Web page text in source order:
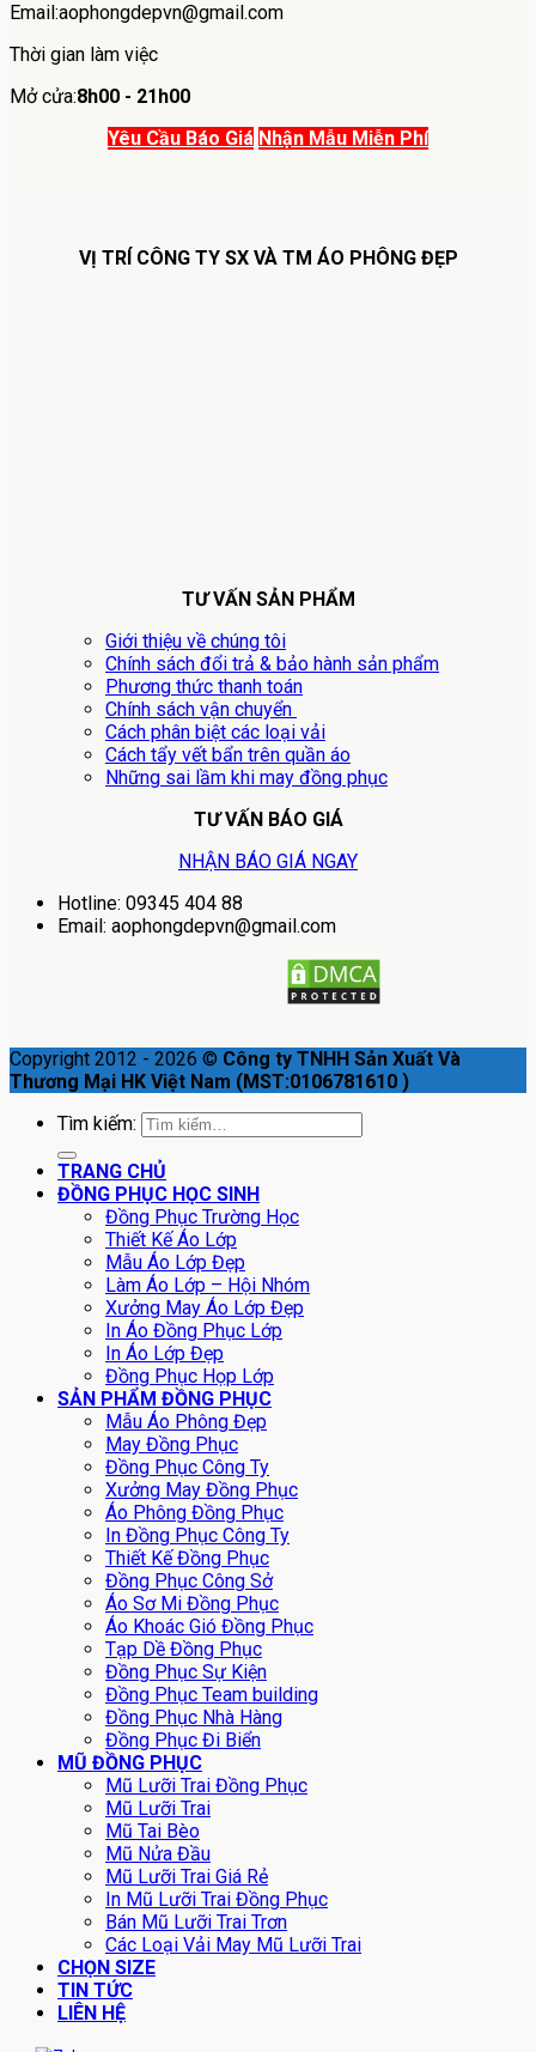
Email:aophongdepvn@gmail.com
Thời gian làm việc
Mở cửa:8h00 - 21h00
Yêu Cầu Báo Giá Nhận Mẫu Miễn Phí
VỊ TRÍ CÔNG TY SX VÀ TM ÁO PHÔNG ĐẸP
TƯ VẤN SẢN PHẨM
Giới thiệu về chúng tôi
Chính sách đổi trả & bảo hành sản phẩm
Phương thức thanh toán
Chính sách vận chuyển
Cách phân biệt các loại vải
Cách tẩy vết bẩn trên quần áo
Những sai lầm khi may đồng phục
TƯ VẤN BÁO GIÁ
NHẬN BÁO GIÁ NGAY
Hotline: 09345 404 88
Email: aophongdepvn@gmail.com
Copyright 2012 - 2026 © Công ty TNHH Sản Xuất Và
Thương Mại HK Việt Nam (MST:0106781610 )
Tìm kiếm:
TRANG CHỦ
ĐỒNG PHỤC HỌC SINH
Đồng Phục Trường Học
Thiết Kế Áo Lớp
Mẫu Áo Lớp Đẹp
Làm Áo Lớp – Hội Nhóm
Xưởng May Áo Lớp Đẹp
In Áo Đồng Phục Lớp
In Áo Lớp Đẹp
Đồng Phục Họp Lớp
SẢN PHẨM ĐỒNG PHỤC
Mẫu Áo Phông Đẹp
May Đồng Phục
Đồng Phục Công Ty
Xưởng May Đồng Phục
Áo Phông Đồng Phục
In Đồng Phục Công Ty
Thiết Kế Đồng Phục
Đồng Phục Công Sở
Áo Sơ Mi Đồng Phục
Áo Khoác Gió Đồng Phục
Tạp Dề Đồng Phục
Đồng Phục Sự Kiện
Đồng Phục Team building
Đồng Phục Nhà Hàng
Đồng Phục Đi Biển
MŨ ĐỒNG PHỤC
Mũ Lưỡi Trai Đồng Phục
Mũ Lưỡi Trai
Mũ Tai Bèo
Mũ Nửa Đầu
Mũ Lưỡi Trai Giá Rẻ
In Mũ Lưỡi Trai Đồng Phục
Bán Mũ Lưỡi Trai Trơn
Các Loại Vải May Mũ Lưỡi Trai
CHỌN SIZE
TIN TỨC
LIÊN HỆ